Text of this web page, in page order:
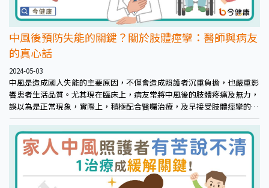
中風後預防失能的關鍵？關於肢體痙攣：醫師與病友
的真心話
2024-05-03
中風是造成國人失能的主要原因，不僅會造成照護者沉重負擔，也嚴重影
響患者生活品質。尤其現在臨床上，病友常將中風後的肢體疼痛及無力，
誤以為是正常現象，實際上，積極配合醫囑治療，及早接受肢體痙攣的治
療與復健，才能避免後續產生不可逆的關節受損，讓生活重回正常軌道。